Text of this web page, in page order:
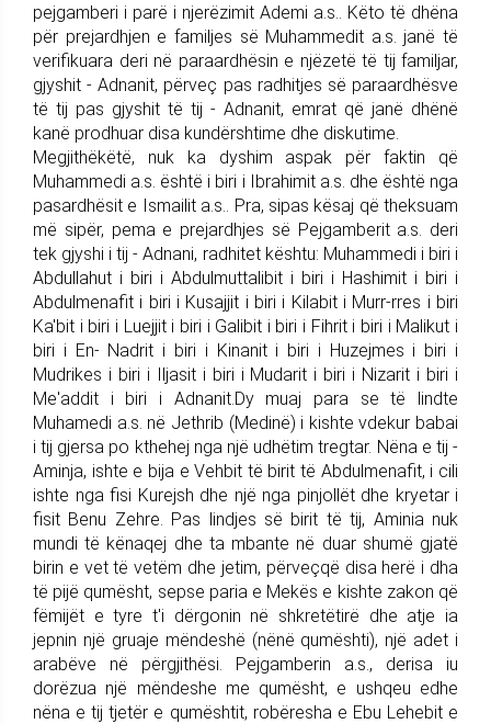
pejgamberi i parë i njerëzimit Ademi a.s.. Këto të dhëna
për prejardhjen e familjes së Muhammedit a.s. janë të
verifikuara deri në paraardhësin e njëzetë të tij familjar,
gjyshit - Adnanit, përveç pas radhitjes së paraardhësve
të tij pas gjyshit të tij - Adnanit, emrat që janë dhënë
kanë prodhuar disa kundërshtime dhe diskutime.
Megjithëkëtë, nuk ka dyshim aspak për faktin që
Muhammedi a.s. është i biri i Ibrahimit a.s. dhe është nga
pasardhësit e Ismailit a.s.. Pra, sipas kësaj që theksuam
më sipër, pema e prejardhjes së Pejgamberit a.s. deri
tek gjyshi i tij - Adnani, radhitet kështu: Muhammedi i biri i
Abdullahut i biri i Abdulmuttalibit i biri i Hashimit i biri i
Abdulmenafit i biri i Kusajjit i biri i Kilabit i Murr-rres i biri
Ka'bit i biri i Luejjit i biri i Galibit i biri i Fihrit i biri i Malikut i
biri i En- Nadrit i biri i Kinanit i biri i Huzejmes i biri i
Mudrikes i biri i Iljasit i biri i Mudarit i biri i Nizarit i biri i
Me'addit i biri i Adnanit.Dy muaj para se të lindte
Muhamedi a.s. në Jethrib (Medinë) i kishte vdekur babai
i tij gjersa po kthehej nga një udhëtim tregtar. Nëna e tij -
Aminja, ishte e bija e Vehbit të birit të Abdulmenafit, i cili
ishte nga fisi Kurejsh dhe një nga pinjollët dhe kryetar i
fisit Benu Zehre. Pas lindjes së birit të tij, Aminia nuk
mundi të kënaqej dhe ta mbante në duar shumë gjatë
birin e vet të vetëm dhe jetim, përveçqë disa herë i dha
të pijë qumësht, sepse paria e Mekës e kishte zakon që
fëmijët e tyre t'i dërgonin në shkretëtirë dhe atje ia
jepnin një gruaje mëndeshë (nënë qumështi), një adet i
arabëve në përgjithësi. Pejgamberin a.s., derisa iu
dorëzua një mëndeshe me qumësht, e ushqeu edhe
nëna e tij tjetër e qumështit, robëresha e Ebu Lehebit e